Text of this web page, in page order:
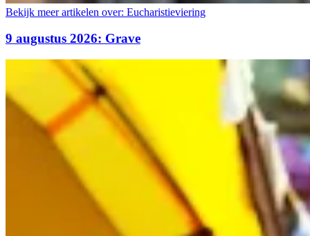
Bekijk meer artikelen over: Eucharistieviering
9 augustus 2026: Grave